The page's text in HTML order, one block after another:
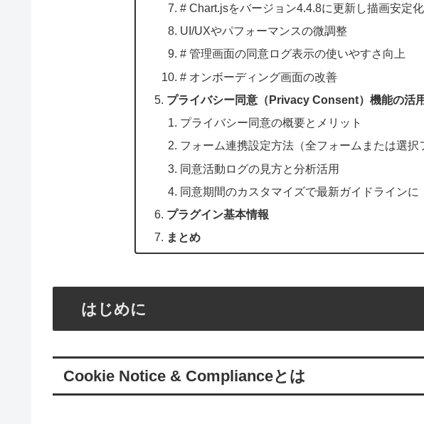
# Chart.jsをバージョン4.4.8に更新し描画安定化
UI/UXやパフォーマンスの微調整
# 管理画面の同意ログ表示の使いやすさ向上
# オンボーディング画面の改善
プライバシー同意（Privacy Consent）機能の活
プライバシー同意の概要とメリット
フォーム連携設定方法（全フォームまたは選択
同意活動ログの見方と分析活用
同意期間のカスタマイズで最新ガイドラインに
プラグイン基本情報
まとめ
はじめに
Cookie Notice & Complianceとは